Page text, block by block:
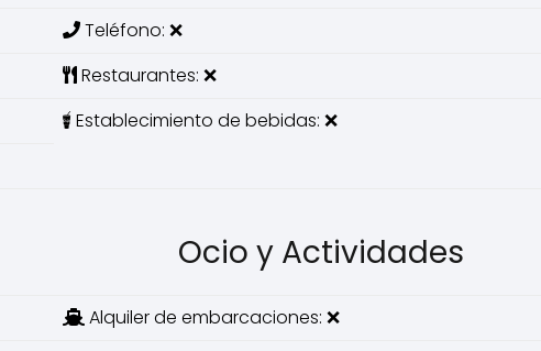
Teléfono: ❌
Restaurantes: ❌
Establecimiento de bebidas: ❌
Ocio y Actividades
Alquiler de embarcaciones: ❌